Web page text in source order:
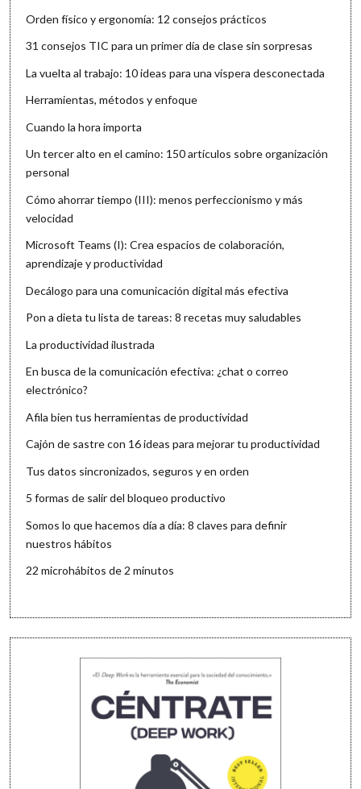
Orden físico y ergonomía: 12 consejos prácticos
31 consejos TIC para un primer día de clase sin sorpresas
La vuelta al trabajo: 10 ideas para una víspera desconectada
Herramientas, métodos y enfoque
Cuando la hora importa
Un tercer alto en el camino: 150 artículos sobre organización
personal
Cómo ahorrar tiempo (III): menos perfeccionismo y más
velocidad
Microsoft Teams (I): Crea espacios de colaboración,
aprendizaje y productividad
Decálogo para una comunicación digital más efectiva
Pon a dieta tu lista de tareas: 8 recetas muy saludables
La productividad ilustrada
En busca de la comunicación efectiva: ¿chat o correo
electrónico?
Afila bien tus herramientas de productividad
Cajón de sastre con 16 ideas para mejorar tu productividad
Tus datos sincronizados, seguros y en orden
5 formas de salir del bloqueo productivo
Somos lo que hacemos día a día: 8 claves para definir
nuestros hábitos
22 microhábitos de 2 minutos